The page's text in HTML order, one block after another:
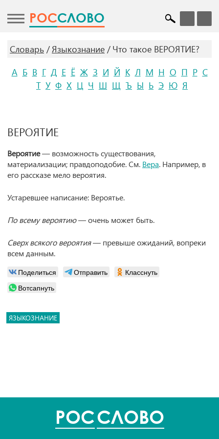
POCСЛОВО
Словарь Языкознание
Что такое ВЕРОЯТИЕ?
А Б В Г Д Е Ё Ж З И Й К Л М Н О П Р С
Т У Ф Х Ц Ч Ш Щ Ъ Ы Ь Э Ю Я
ВЕРОЯТИЕ
Вероятие— возможность существования,
материализации; правдоподобие.См. Вера. Например, в
его рассказе мело вероятия.
Устаревшее написание: Вероятье.
По всему вероятию— очень может быть.
Сверх всякого вероятия— превыше ожиданий, вопреки
всем данным.
Поделиться Отправить
Класснуть
Вотсапнуть
ЯЗЫКОЗНАНИЕ
POCСЛОВО